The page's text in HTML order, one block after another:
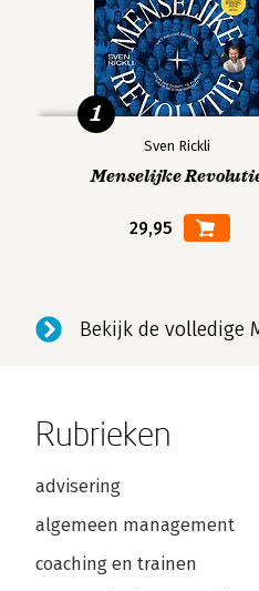
Sven Rickli
Menselijke
29,95
1
Bekijk de volledige
Rubrieken
advisering
algemeen management
coaching en trainen